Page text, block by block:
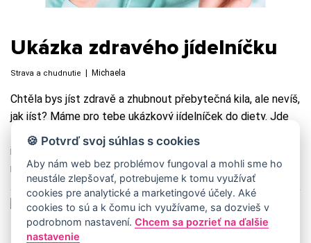
Ukázka zdravého jídelníčku
Strava a chudnutie | Michaela
Chtěla bys jíst zdravě a zhubnout přebytečná kila, ale nevíš,
jak jíst? Máme pro tebe ukázkový jídelníček do diety. Jde
to i zdravě, chutně a jednoduše! Jestliže ti dochází
inspirace, co vařit, pak naše tipy zaručeně oceníš. Není to
nic složitého, zvládne to každý.
6 tipů, jak si užít dovolenou a
🍪 Potvrď svoj súhlas s cookies
Aby nám web bez problémov fungoval a mohli sme ho
neustále zlepšovať, potrebujeme k tomu využívať
cookies pre analytické a marketingové účely. Aké
cookies to sú a k čomu ich využívame, sa dozvieš v
podrobnom nastavení.Chcem sa pozrieť na ďalšie
nastavenie